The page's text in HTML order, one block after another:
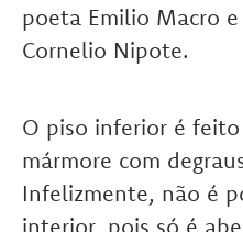
poeta Emilio Macro
Cornelio Nipote.
O piso inferior é feito
mármore com
Infelizmente, não é
interior, pois só é